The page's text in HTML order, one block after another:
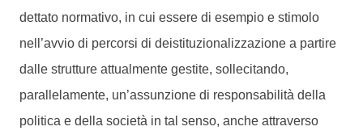
dettato normativo, in cui essere di esempio e stimolo
nell’avvio di percorsi di deistituzionalizzazione a partire
dalle strutture attualmente gestite, sollecitando,
parallelamente, un’assunzione di responsabilità della
politica e della società in tal senso, anche attraverso